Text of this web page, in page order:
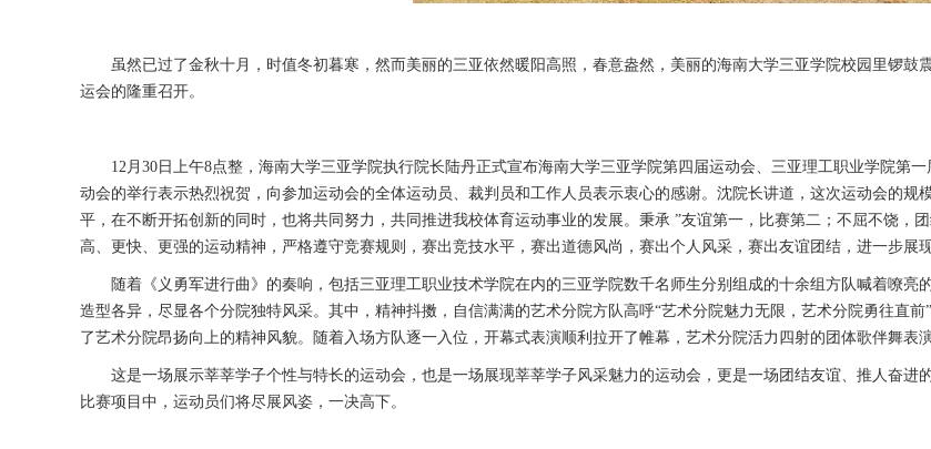
虽然已过了金秋十月，时值冬初暮寒，然而美丽的三亚依然暖阳高照，春意盎然，美丽的海南大学三亚学院校园里锣
运会的隆重召开。
12月30日上午8点整，海南大学三亚学院执行院长陆丹正式宣布海南大学三亚学院第四届运动会、三亚理工职业学院第
动会的举行表示热烈祝贺，向参加运动会的全体运动员、裁判员和工作人员表示衷心的感谢。沈院长讲道，这次运动会的
平，在不断开拓创新的同时，也将共同努力，共同推进我校体育运动事业的发展。秉承 ”友谊第一，比赛第二；不屈不饶，
高、更快、更强的运动精神，严格遵守竞赛规则，赛出竞技水平，赛出道德风尚，赛出个人风采，赛出友谊团结，进一步展
随着《义勇军进行曲》的奏响，包括三亚理工职业技术学院在内的三亚学院数千名师生分别组成的十余组方队喊着嘹
造型各异，尽显各个分院独特风采。其中，精神抖擞，自信满满的艺术分院方队高呼“艺术分院魅力无限，艺术分院勇往直
了艺术分院昂扬向上的精神风貌。随着入场方队逐一入位，开幕式表演顺利拉开了帷幕，艺术分院活力四射的团体歌伴舞表
这是一场展示莘莘学子个性与特长的运动会，也是一场展现莘莘学子风采魅力的运动会，更是一场团结友谊、推人奋
比赛项目中，运动员们将尽展风姿，一决高下。